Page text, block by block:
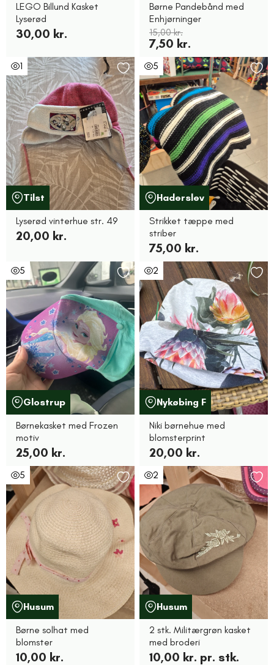
LEGO Billund Kasket
Lyserød
30,00 kr.
Børne Pandebånd med
Enhjørninger
15,00 kr.
7,50 kr.
1
Tilst
Lyserød vinterhue str. 49
20,00 kr.
5
Haderslev
Strikket tæppe med
striber
75,00 kr.
5
Glostrup
Børnekasket med Frozen
motiv
25,00 kr.
2
Nykøbing F
Niki børnehue med
blomsterprint
20,00 kr.
5
Husum
Børne solhat med
blomster
10,00 kr.
2
Husum
2 stk. Militærgrøn kasket
med broderi
10,00 kr. pr. stk.